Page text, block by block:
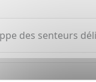
des senteurs